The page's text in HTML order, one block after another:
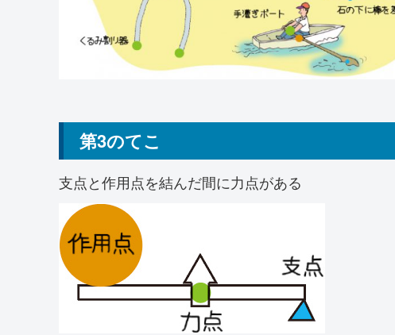
第3のてこ
支点と作用点を結んだ間に力点がある